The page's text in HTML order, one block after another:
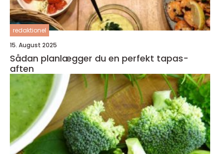
redaktionel
15. August 2025
Sådan planlægger du en perfekt tapas-
aften